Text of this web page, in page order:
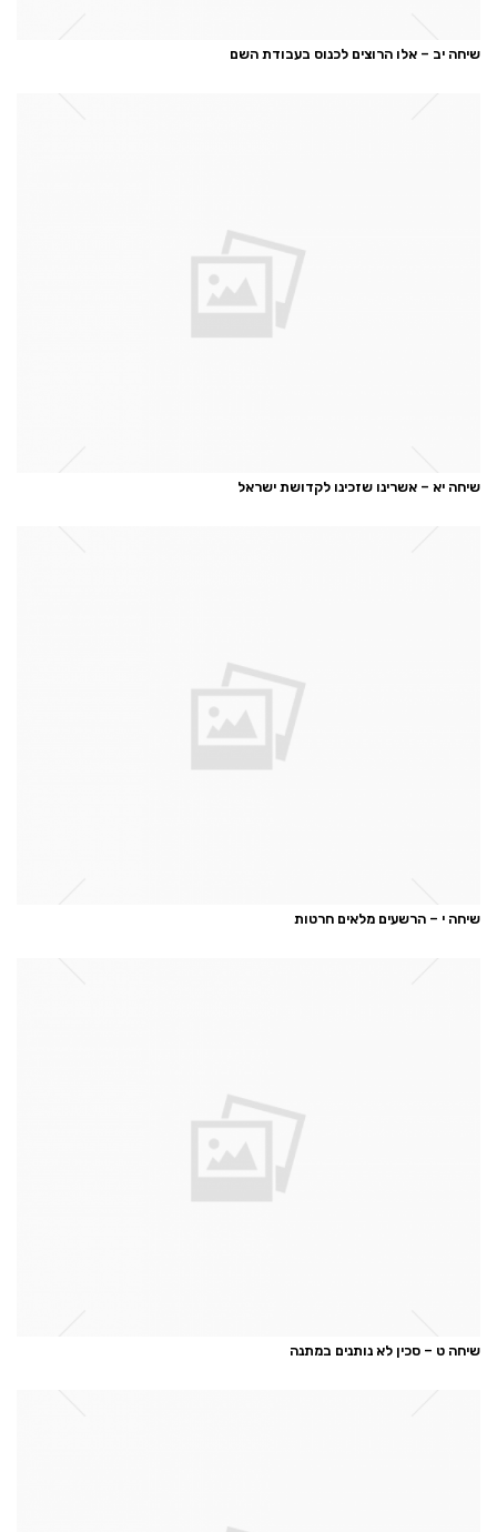
שיחה יב – אלו הרוצים לכנוס בעבודת השם
שיחה יא – אשרינו שזכינו לקדושת ישראל
שיחה י – הרשעים מלאים חרטות
שיחה ט – סכין לא נותנים במתנה